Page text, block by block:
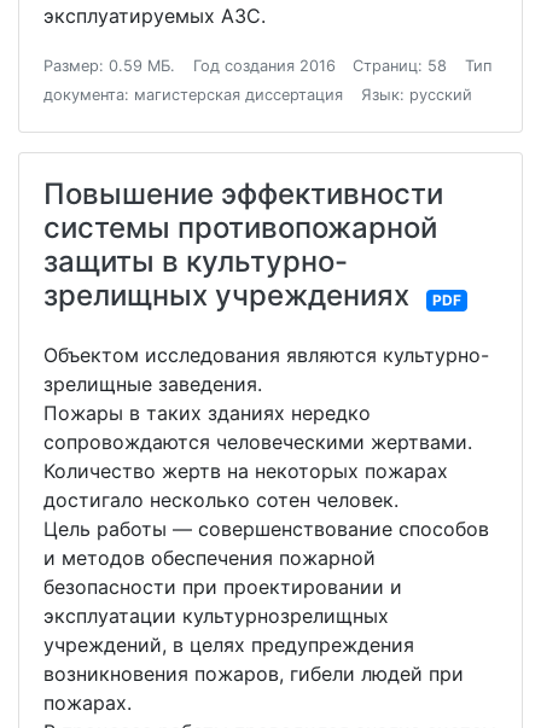
эксплуатируемых АЗС.
Размер: 0.59 МБ. Год создания 2016 Страниц: 58
Тип
документа: магистерская диссертация
Язык: русский
Повышение эффективности
системы противопожарной
защиты в культурно-
зрелищных учреждениях
PDF
Объектом исследования являются культурно-
зрелищные заведения.
Пожары в таких зданиях нередко
сопровождаются человеческими жертвами.
Количество жертв на некоторых пожарах
достигало несколько сотен человек.
Цель работы — совершенствование способов
и методов обеспечения пожарной
безопасности при проектировании и
эксплуатации культурнозрелищных
учреждений, в целях предупреждения
возникновения пожаров, гибели людей при
пожарах.